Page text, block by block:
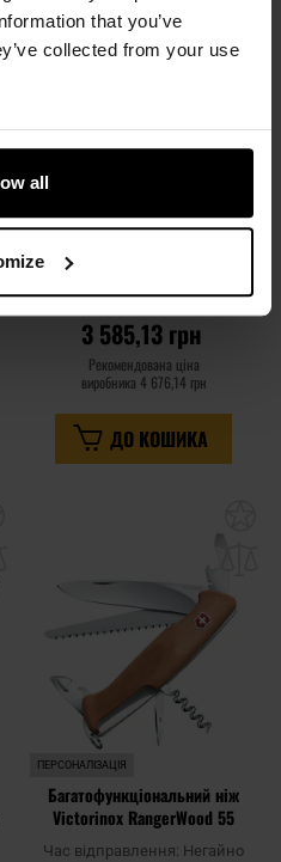
that you’ve
collected from your use
all
списку
уподобань
Victorinox Rangergrip 78 -
Час відправлення:Негайно
3 585,13 грн
Рекомендована ціна
виробника 4 676,14 грн
ДО КОШИКА
уподобань
ПЕРСОНАЛІЗАЦІЯ
Багатофункціональний ніж
Victorinox RangerWood 55
Час відправлення: Негайно